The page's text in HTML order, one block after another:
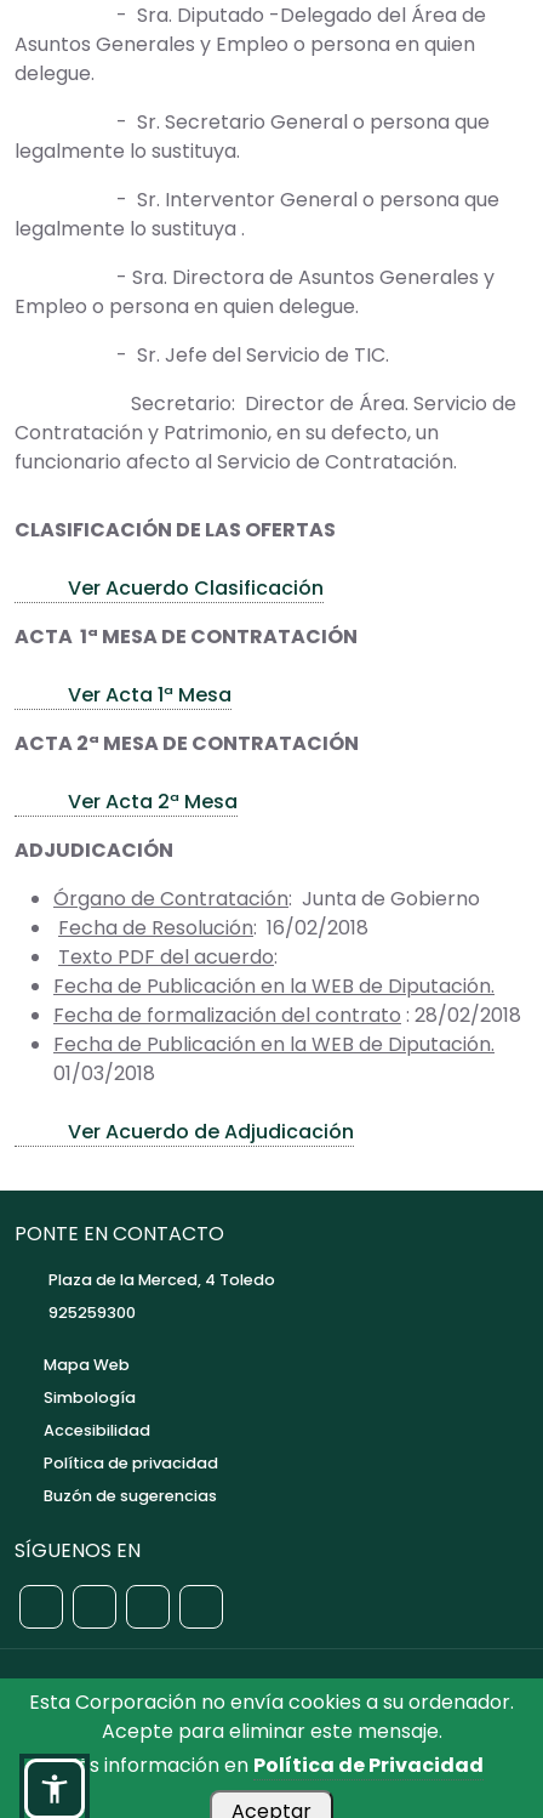
Esta Corporación no envía cookies a su ordenador.
Acepte para eliminar este mensaje.
Más información en Política de Privacidad
Aceptar
- Sra. Diputado -Delegado del Área de
Asuntos Generales y Empleo o persona en quien
delegue.
- Sr. Secretario General o persona que
legalmente lo sustituya.
- Sr. Interventor General o persona que
legalmente lo sustituya .
- Sra. Directora de Asuntos Generales y
Empleo o persona en quien delegue.
- Sr. Jefe del Servicio de TIC.
Secretario: Director de Área. Servicio de
Contratación y Patrimonio, en su defecto, un
funcionario afecto al Servicio de Contratación.
CLASIFICACIÓN DE LAS OFERTAS
Ver Acuerdo Clasificación
ACTA 1ª MESA DE CONTRATACIÓN
Ver Acta 1ª Mesa
ACTA 2ª MESA DE CONTRATACIÓN
Ver Acta 2ª Mesa
ADJUDICACIÓN
Órgano de Contratación: Junta de Gobierno
Fecha de Resolución: 16/02/2018
Texto PDF del acuerdo:
Fecha de Publicación en la WEB de Diputación.
Fecha de formalización del contrato : 28/02/2018
Fecha de Publicación en la WEB de Diputación.
01/03/2018
Ver Acuerdo de Adjudicación
PONTE EN CONTACTO
Plaza de la Merced, 4 Toledo
925259300
Mapa Web
Simbología
Accesibilidad
Política de privacidad
Buzón de sugerencias
SÍGUENOS EN
©2026 Diputación de Toledo. Reservados todos los
Derechos. Diseñado por Diputación de Toledo